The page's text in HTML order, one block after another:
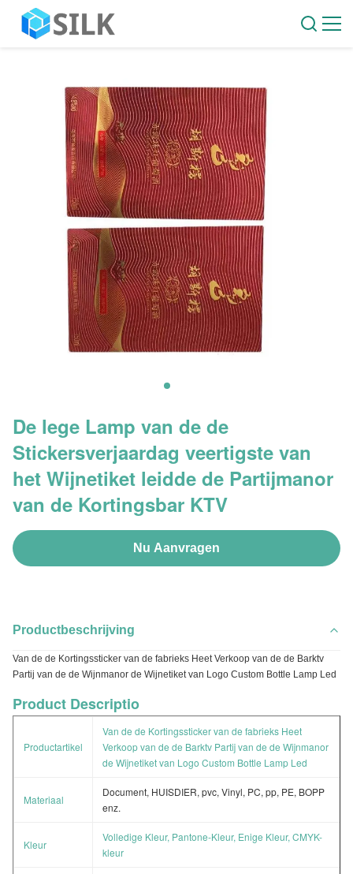
De lege Lamp van de de
Stickersverjaardag veertigste van
het Wijnetiket leidde de Partijmanor
van de Kortingsbar KTV
Nu Aanvragen
Productbeschrijving
Van de de Kortingssticker van de fabrieks Heet Verkoop van de de Barktv
Partij van de de Wijnmanor de Wijnetiket van Logo Custom Bottle Lamp Led
Product Descriptio
Productartikel
Van de de Kortingssticker van de fabrieks Heet
Verkoop van de de Barktv Partij van de de Wijnmanor
de Wijnetiket van Logo Custom Bottle Lamp Led
Materiaal
Document, HUISDIER, pvc, Vinyl, PC, pp, PE, BOPP
enz.
Kleur
Volledige Kleur, Pantone-Kleur, Enige Kleur, CMYK-
kleur